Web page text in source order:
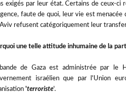
exigés par leur état. Certains de ceux-
faute de quoi, leur vie est
Aviv refusent catégoriquement leur
une telle attitude inhumaine de la
de Gaza est administrée par le
israélien que par l'Union
'terroriste'.